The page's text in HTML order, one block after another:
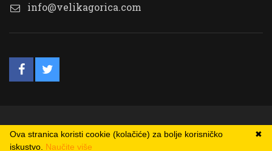
info@velikagorica.com
© VG Online ✖
Ova stranica koristi cookie (kolačiće) za bolje korisničko
iskustvo. Naučite više